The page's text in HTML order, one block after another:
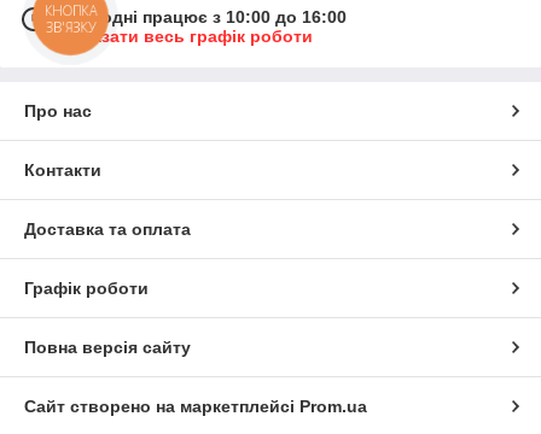
Сьогодні працює з 10:00 до 16:00
Показати весь графік роботи
Про нас
Контакти
Доставка та оплата
Графік роботи
Повна версія сайту
Сайт створено на маркетплейсі Prom.ua
КНОПКА
ЗВ'ЯЗКУ